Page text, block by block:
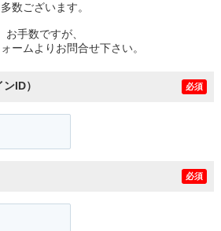
多数ございます。
お手数ですが、
ームよりお問合せ下さい。
ID） 必須
必須